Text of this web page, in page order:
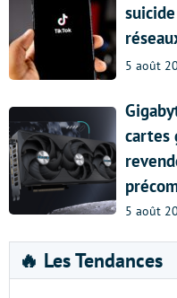
5 août
cartes
5 août
🔥 Les Tendances